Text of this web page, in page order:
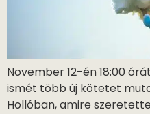
November 12-én 18:00
ismét több új kötetet
Hollóban, amire